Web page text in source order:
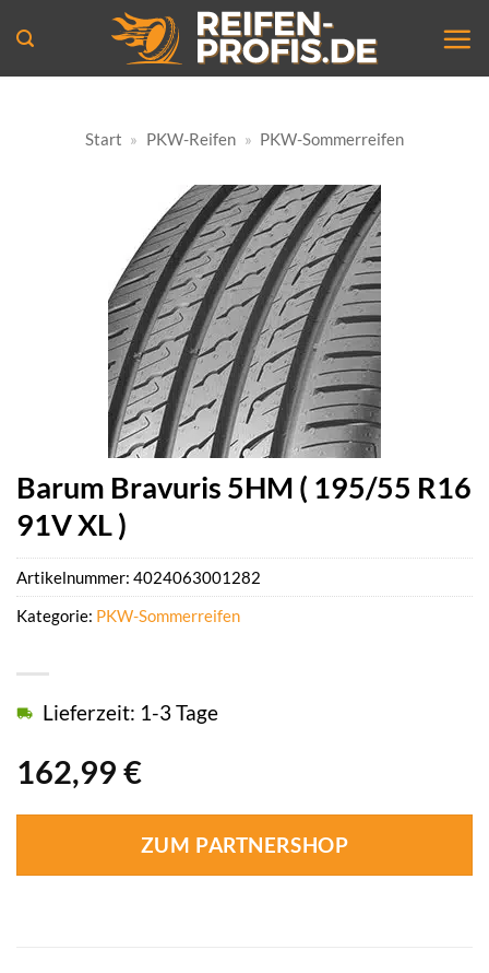
Inhalt
springen
Start » PKW-Reifen » PKW-Sommerreifen
Barum Bravuris 5HM ( 195/55 R16
91V XL )
162,99 €
Lieferzeit: 1-3 Tage
ZUM PARTNERSHOP
Artikelnummer: 4024063001282
Kategorie: PKW-Sommerreifen